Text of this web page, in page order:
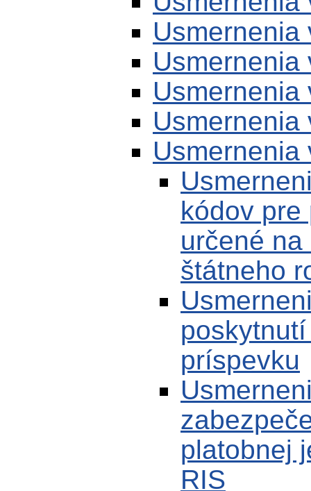
Usmernenia
Usmernenia
Usmernenia
Usmernenia
Usmernenia
kódov pre
určené
štátneho
príspevku
platobnej
RIS